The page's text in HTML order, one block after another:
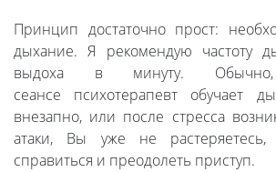
Принцип достаточно прост:
дыхание. Я рекомендую частоту
выдоха в минуту.
сеансе психотерапевт обучает
внезапно, или после стресса
атаки, Вы уже не растеряетесь,
справиться и преодолеть приступ.